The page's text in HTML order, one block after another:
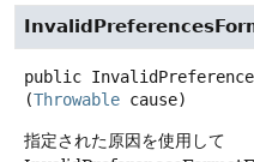
public
(Throwable cause)
指定された原因を使用して